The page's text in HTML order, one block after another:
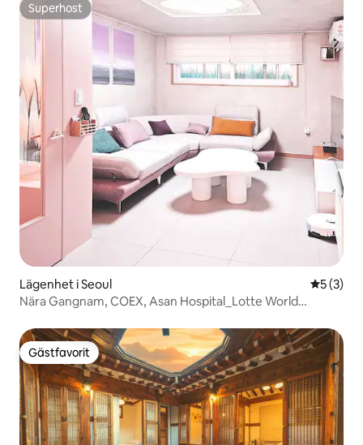
Superhost
Superhost
Lägenhet i Seoul 5 av 5 i
5 (3)
Nära Gangnam, COEX, Asan Hospital_Lotte World
utrymme
Gästfavorit
Gästfavorit